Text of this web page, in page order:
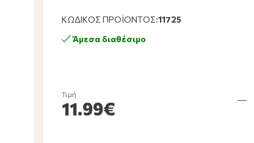
ΚΩΔΙΚΌΣ ΠΡΟΪΌΝΤΟΣ:11725
Άμεσα διαθέσιμο
Τιμή
11.99€